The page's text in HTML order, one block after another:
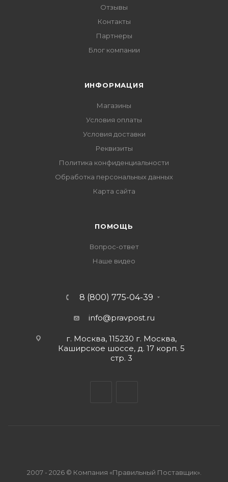
Отзывы
Контакты
Партнеры
Блог компании
ИНФОРМАЦИЯ
Магазины
Условия оплаты
Условия доставки
Реквизиты
Политика конфиденциальности
Обработка персональных данных
Карта сайта
ПОМОЩЬ
Вопрос-ответ
Наше видео
8 (800) 775-04-39
info@pravpost.ru
г. Москва, 115230 г. Москва,
Каширское шоссе, д. 17 корп. 5
стр. 3
2007 - 2026 © Компания «Правильный Поставщик».